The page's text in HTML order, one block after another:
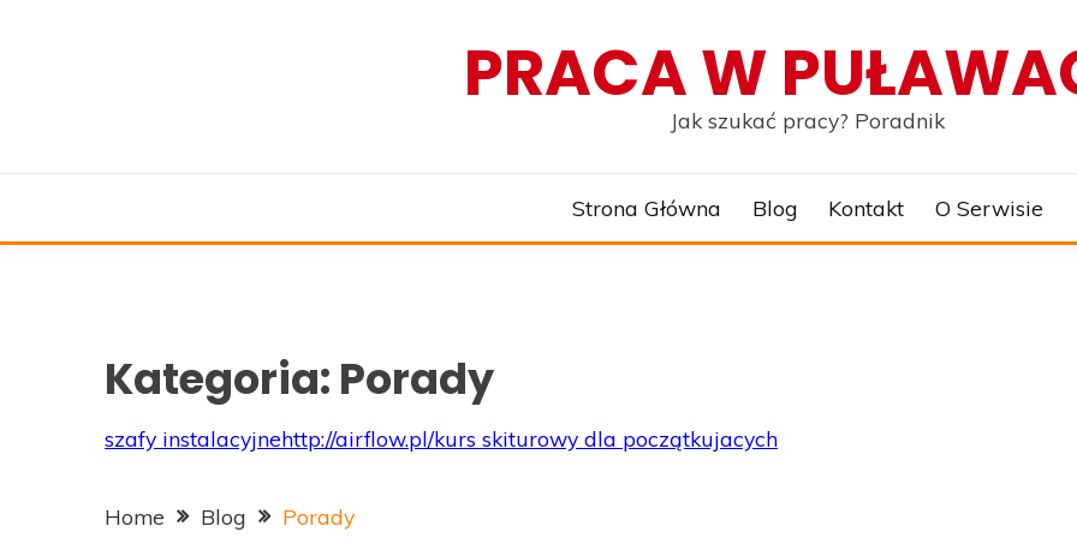
PRACA W
Jak szukać pracy? Poradnik
Strona Główna Blog Kontakt O Serwisie
Kategoria: Porady
szafy instalacyjnehttp://airflow.pl/kurs skiturowy dla początkujacych
Home Blog Porady